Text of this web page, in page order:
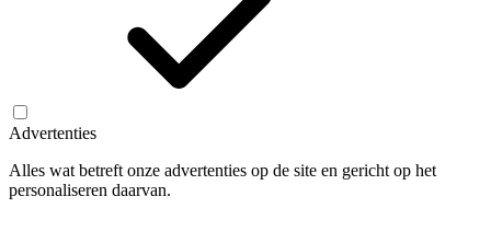
Advertenties
Alles wat betreft onze advertenties op de site en gericht op het
personaliseren daarvan.